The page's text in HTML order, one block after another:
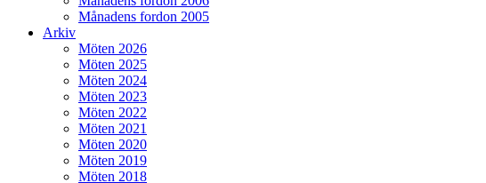
Månadens fordon 2005
Arkiv
Möten 2026
Möten 2025
Möten 2024
Möten 2023
Möten 2022
Möten 2021
Möten 2020
Möten 2019
Möten 2018